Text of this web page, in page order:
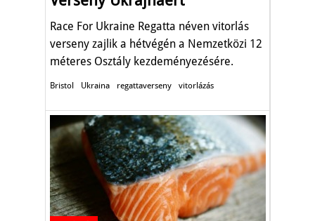
Race For Ukraine Regatta néven vitorlás
verseny zajlik a hétvégén a Nemzetközi 12
méteres Osztály kezdeményezésére.
Bristol Ukraina regattaverseny vitorlázás